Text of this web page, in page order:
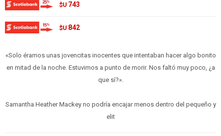
$U 743
$U 842
«Solo éramos unas jovencitas inocentes que intentaban hacer algo bonito
en mitad de la noche. Estuvimos a punto de morir. Nos faltó muy poco, ¿a
que sí?».
Samantha Heather Mackey no podría encajar menos dentro del pequeño y
elit